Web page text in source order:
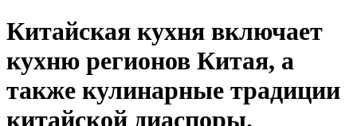
Китайская кухня включает
кухню регионов Китая, а
также кулинарные традиции
китайской диаспоры.